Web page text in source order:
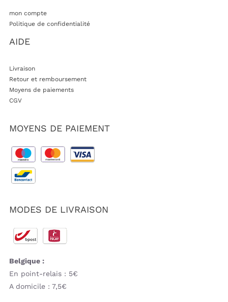
mon compte
Politique de confidentialité
AIDE
Livraison
Retour et remboursement
Moyens de paiements
CGV
MOYENS DE PAIEMENT
MODES DE LIVRAISON
Belgique :
En point-relais : 5€
A domicile : 7,5€